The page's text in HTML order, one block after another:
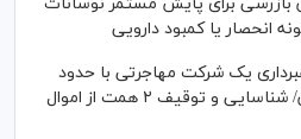
انحصار یا کمبود دارویی
یک شرکت مهاجرتی با حدود
۳۰۰ شاکی در دادسرای تهران/ شناسایی و توقیف ۲ همت از اموال